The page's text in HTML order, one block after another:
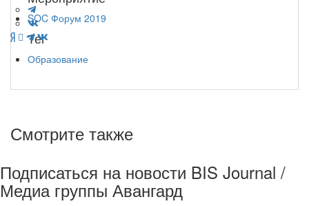
SOC Форум 2019
Тег
Образование
Смотрите также
Подписаться на новости BIS Journal /
Медиа группы Авангард